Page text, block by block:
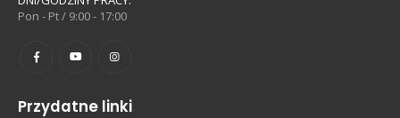
Pon - Pt / 9:00 - 17:00
Przydatne linki